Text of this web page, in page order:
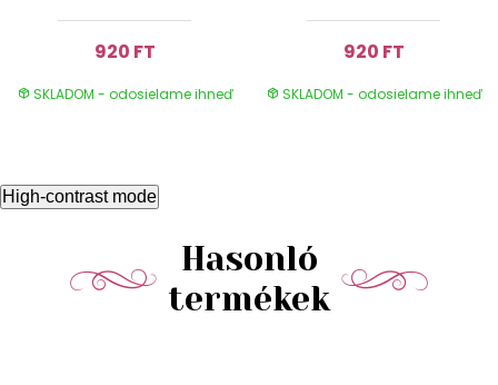
920 FT
SKLADOM - odosielame ihneď
920 FT
SKLADOM - odosielame ihneď
High-contrast mode
Hasonló
termékek